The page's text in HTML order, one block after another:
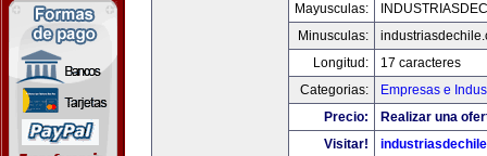
Mayusculas:
Minusculas:
Longitud:
17 caracteres
Categorias:
Empresas e
Precio:
Realizar una
Visitar!